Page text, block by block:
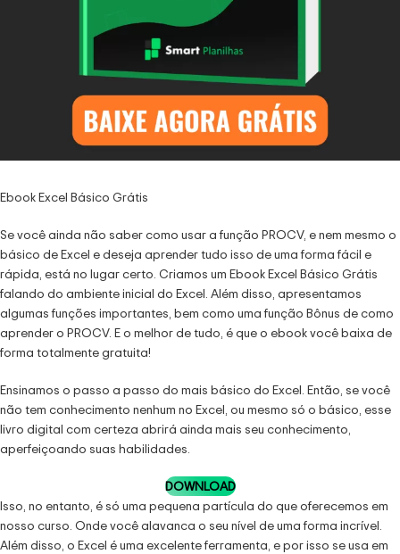
Ebook Excel Básico Grátis
Se você ainda não saber como usar a função PROCV, e nem mesmo o
básico de Excel e deseja aprender tudo isso de uma forma fácil e
rápida, está no lugar certo. Criamos um Ebook Excel Básico Grátis
falando do ambiente inicial do Excel. Além disso, apresentamos
algumas funções importantes, bem como uma função Bônus de como
aprender o PROCV. E o melhor de tudo, é que o ebook você baixa de
forma totalmente gratuita!
Ensinamos o passo a passo do mais básico do Excel. Então, se você
não tem conhecimento nenhum no Excel, ou mesmo só o básico, esse
livro digital com certeza abrirá ainda mais seu conhecimento,
aperfeiçoando suas habilidades.
DOWNLOAD
Isso, no entanto, é só uma pequena partícula do que oferecemos em
nosso curso. Onde você alavanca o seu nível de uma forma incrível.
Além disso, o Excel é uma excelente ferramenta, e por isso se usa em